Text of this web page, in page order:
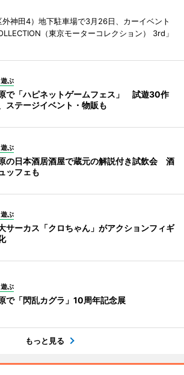
神田4）地下駐車場で3月26日、カーイベント
（東京モーターコレクション） 3rd」
ぶ
で「ハピネットゲームフェス」 試遊30作
ステージイベント・物販も
ぶ
の日本酒居酒屋で蔵元の解説付き試飲会 酒
ッフェも
ぶ
サーカス「クロちゃん」がアクションフィギ
ぶ
で「閃乱カグラ」10周年記念展
もっと見る